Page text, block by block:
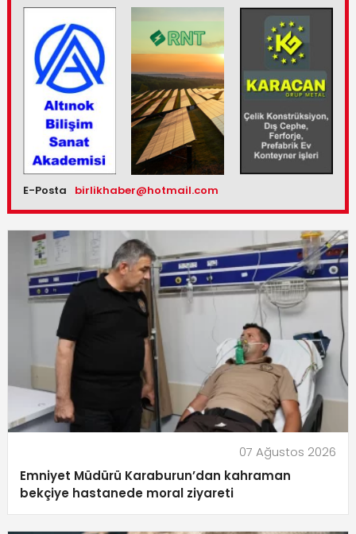
E-Posta birlikhaber@hotmail.com
07 Ağustos 2026
Emniyet Müdürü Karaburun’dan kahraman
bekçiye hastanede moral ziyareti